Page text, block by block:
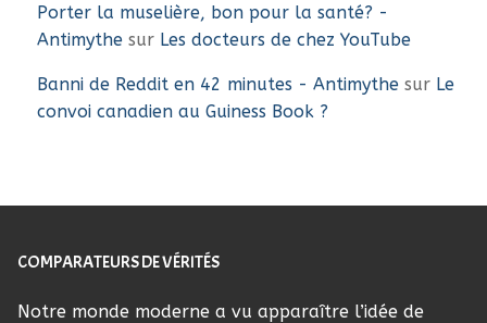
Porter la muselière, bon pour la santé? -
Antimythe sur Les docteurs de chez YouTube
Banni de Reddit en 42 minutes - Antimythe sur Le
convoi canadien au Guiness Book ?
COMPARATEURS DE VÉRITÉS
Notre monde moderne a vu apparaître l’idée de